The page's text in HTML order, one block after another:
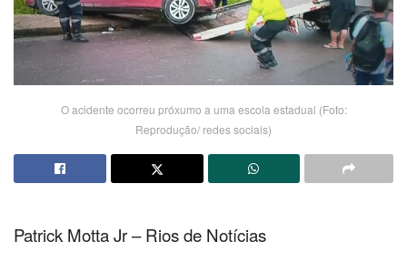
O acidente ocorreu próxumo a uma escola estadual (Foto:
Reprodução/ redes sociais)
Patrick Motta Jr – Rios de Notícias